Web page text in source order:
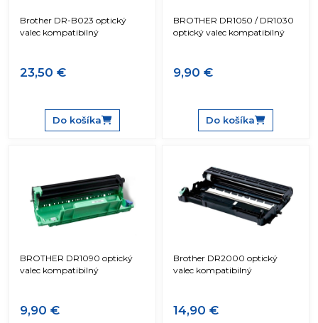
Brother DR-B023 optický
valec kompatibilný
23,50 €
Do košíka
BROTHER DR1050 / DR1030
optický valec kompatibilný
9,90 €
Do košíka
BROTHER DR1090 optický
valec kompatibilný
9,90 €
Brother DR2000 optický
valec kompatibilný
14,90 €